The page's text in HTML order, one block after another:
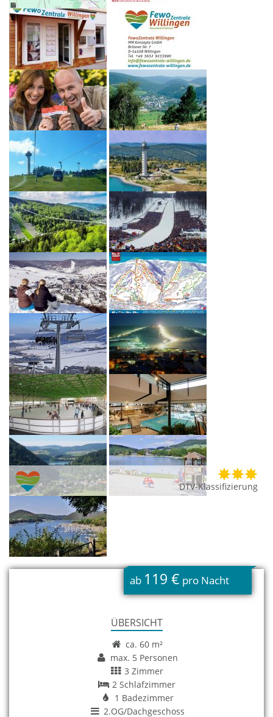
DTV-Klassifizierung
ab 119 € pro Nacht
ÜBERSICHT
ca. 60 m²
max. 5 Personen
3 Zimmer
2 Schlafzimmer
1 Badezimmer
2.OG/Dachgeschoss